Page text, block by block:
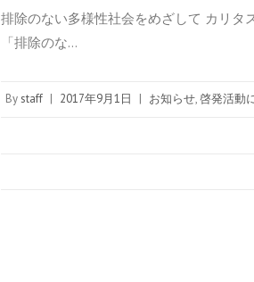
排除のない多様性社会をめざして カリタ
「排除のな…
Bystaff | 2017年9月1日 | お知らせ,啓発活動